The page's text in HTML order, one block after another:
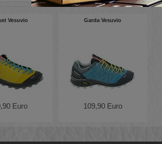
Vesuvio
Euro
Garda Vesuvio
109,90 Euro